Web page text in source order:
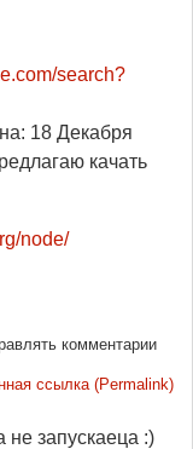
search?
18 Декабря
качать
node/
комментарии
ссылка (Permalink)
не запускаеца :)